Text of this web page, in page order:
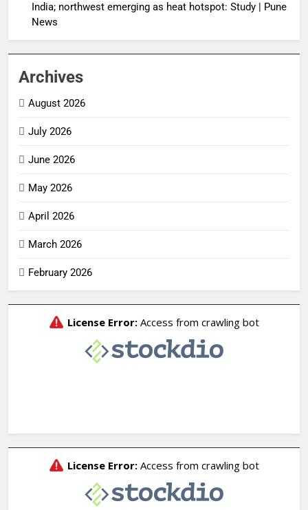
India; northwest emerging as heat hotspot: Study | Pune
News
Archives
August 2026
July 2026
June 2026
May 2026
April 2026
March 2026
February 2026